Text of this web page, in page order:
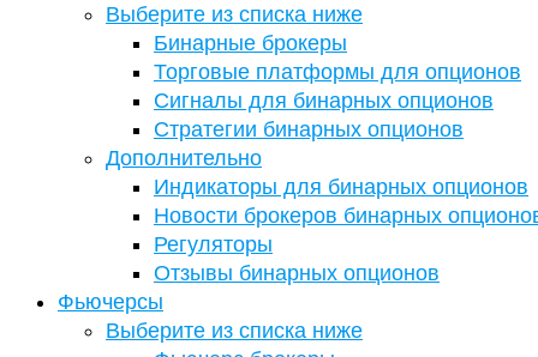
Выберите из списка ниже
Бинарные брокеры
Торговые платформы для опционов
Сигналы для бинарных опционов
Стратегии бинарных опционов
Дополнительно
Индикаторы для бинарных опционов
Новости брокеров бинарных
Регуляторы
Отзывы бинарных опционов
Фьючерсы
Выберите из списка ниже